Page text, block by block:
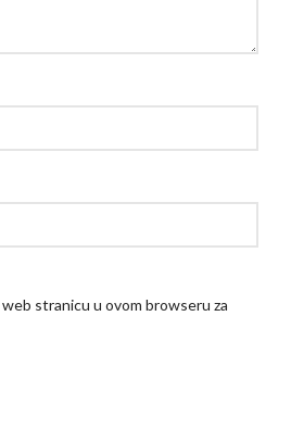
web stranicu u ovom browseru za